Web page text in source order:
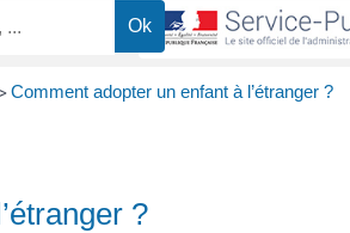
> Comment adopter un enfant à l’étranger ?
?